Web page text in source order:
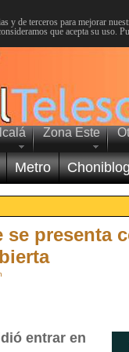
y de terceros para mejorar
que acepta su uso.
Zona Este
Metro
se presenta
entrar en